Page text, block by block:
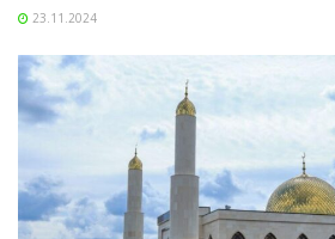
23.11.2024